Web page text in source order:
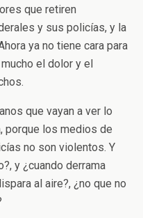
que retiren
y sus policías, y la
ya no tiene cara para
el dolor y el
que vayan a ver lo
porque los medios de
no son violentos. Y
y ¿cuando derrama
al aire?, ¿no que no